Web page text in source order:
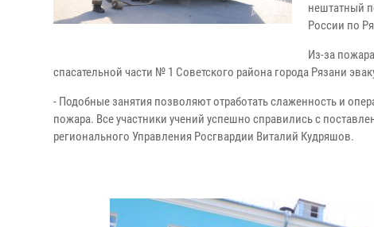
нештатный
России по
Из-за
спасательной части № 1 Советского района города Рязани
- Подобные занятия позволяют отработать слаженность и
пожара. Все участники учений успешно справились с
регионального Управления Росгвардии Виталий Кудряшов.